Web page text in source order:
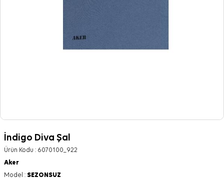
İndigo Diva Şal
Ürün Kodu : 6070100_922
Aker
Model : SEZONSUZ